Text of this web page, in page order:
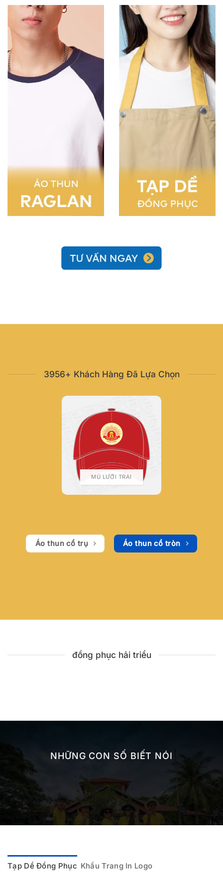
3956+ Khách Hàng Đã Lựa Chọn
MŨ LƯỠI TRAI
Áo thun cổ trụ Áo thun cổ tròn
đồng phục hải triều
NHỮNG CON SỐ BIẾT NÓI
Tạp Dề Đồng Phục Khẩu Trang In Logo